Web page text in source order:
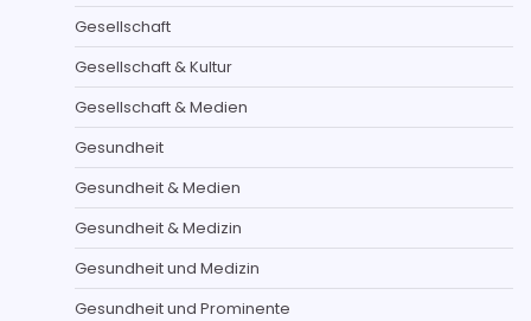
Gesellschaft
Gesellschaft & Kultur
Gesellschaft & Medien
Gesundheit
Gesundheit & Medien
Gesundheit & Medizin
Gesundheit und Medizin
Gesundheit und Prominente